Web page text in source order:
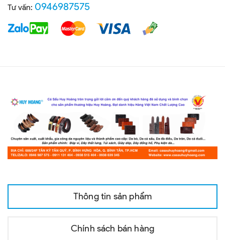
Tư vấn: 0946987575
Thông tin sản phẩm
Chính sách bán hàng